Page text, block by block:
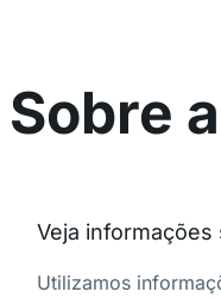
Sobre
Veja informações
Utilizamos